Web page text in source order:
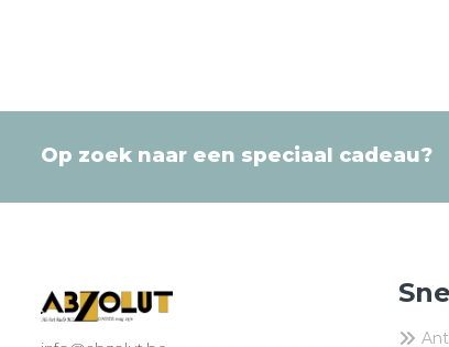
Op zoek naar een speciaal cadeau?